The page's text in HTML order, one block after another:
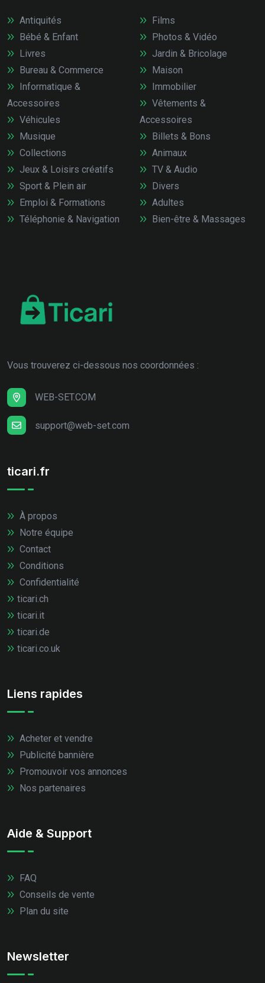
Antiquités
Bébé & Enfant
Livres
Bureau & Commerce
Informatique &
Accessoires
Véhicules
Films
Photos & Vidéo
Jardin & Bricolage
Maison
Immobilier
Vêtements &
Accessoires
Musique
Collections
Jeux & Loisirs créatifs
Sport & Plein air
Emploi & Formations
Téléphonie & Navigation
Billets & Bons
Animaux
TV & Audio
Divers
Adultes
Bien-être & Massages
Vous trouverez ci-dessous nos coordonnées :
WEB-SET.COM
support@web-set.com
ticari.fr
À propos
Notre équipe
Contact
Conditions
Confidentialité
ticari.ch
ticari.it
ticari.de
ticari.co.uk
Liens rapides
Acheter et vendre
Publicité bannière
Promouvoir vos annonces
Nos partenaires
Aide & Support
FAQ
Conseils de vente
Plan du site
Newsletter